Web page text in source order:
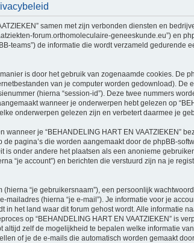
samen met zijn verbonden diensten en
forum.orthomoleculaire-geneeskunde.eu”) en
teams”) de informatie die wordt verzameld gedurende
is door het gebruik van zogenaamde cookies. De
van je computer worden gedownload). De
(hierna “session-id”). Deze twee nummers
wanneer je onderwerpen hebt gelezen op
onderwerpen gelezen zijn en verbetert daarmee je
je “BEHANDELING HART EN VAATZIEKEN”
pagina’s die worden aangemaakt door de phpBB-
onder andere het plaatsen als een anonieme gebruiker
“je account”) en berichten die verstuurd zijn na je
“je gebruikersnaam”), een persoonlijk
(hierna “je e-mail”). Je informatie voor je
in het land waar dit forum gehost wordt. Alle informatie
op “BEHANDELING HART EN VAATZIEKEN” is
altijd zelf de mogelijkheid te bepalen welke informatie
of je de e-mails die automatisch worden gemaakt